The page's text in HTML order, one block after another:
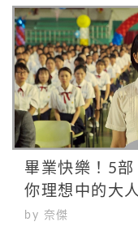
畢業快樂！5
你理想中的大
by 奈傑